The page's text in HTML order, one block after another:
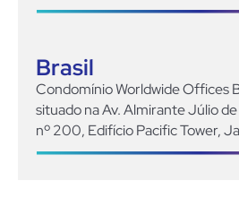
Brasil
Condomínio Worldwide Offices
situado na Av. Almirante Júlio
nº 200, Edifício Pacific Tower,